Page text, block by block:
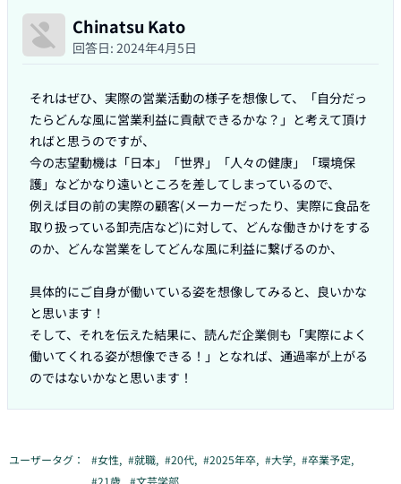
Chinatsu Kato
回答日: 2024年4月5日
それはぜひ、実際の営業活動の様子を想像して、「自分だっ
たらどんな風に営業利益に貢献できるかな？」と考えて頂け
ればと思うのですが、
今の志望動機は「日本」「世界」「人々の健康」「環境保
護」などかなり遠いところを差してしまっているので、
例えば目の前の実際の顧客(メーカーだったり、実際に食品を
取り扱っている卸売店など)に対して、どんな働きかけをする
のか、どんな営業をしてどんな風に利益に繋げるのか、
具体的にご自身が働いている姿を想像してみると、良いかな
と思います！
そして、それを伝えた結果に、読んだ企業側も「実際によく
働いてくれる姿が想像できる！」となれば、通過率が上がる
のではないかなと思います！
ユーザータグ： #女性, #就職, #20代, #2025年卒, #大学, #卒業予定,